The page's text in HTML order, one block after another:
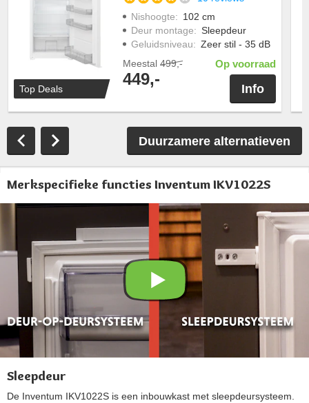
Top Deals
Nishoogte: 102 cm
Deur montage: Sleepdeur
Geluidsniveau: Zeer stil - 35 dB
Meestal 499,-
449,-
Op voorraad
Info
Duurzamere alternatieven
Merkspecifieke functies Inventum IKV1022S
Sleepdeur
De Inventum IKV1022S is een inbouwkast met sleepdeursysteem.